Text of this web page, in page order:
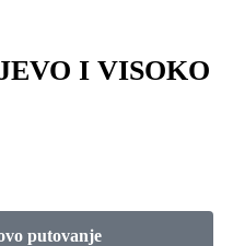
I VISOKO
putovanje